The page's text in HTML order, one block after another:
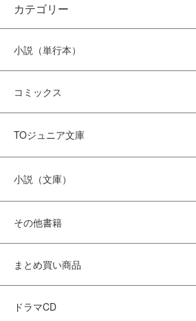
カテゴリー
小説（単行本）
コミックス
TOジュニア文庫
小説（文庫）
その他書籍
まとめ買い商品
ドラマCD